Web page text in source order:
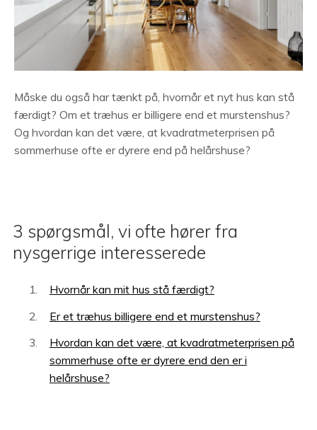
Måske du også har tænkt på, hvornår et nyt hus kan stå
færdigt? Om et træhus er billigere end et murstenshus?
Og hvordan kan det være, at kvadratmeterprisen på
sommerhuse ofte er dyrere end på helårshuse?
3 spørgsmål, vi ofte hører fra
nysgerrige interesserede
Hvornår kan mit hus stå færdigt?
Er et træhus billigere end et murstenshus?
Hvordan kan det være, at kvadratmeterprisen på
sommerhuse ofte er dyrere end den er i
helårshuse?